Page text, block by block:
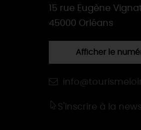
15 rue Eugène
45000 Orléans
Afficher le
S'inscrire à la